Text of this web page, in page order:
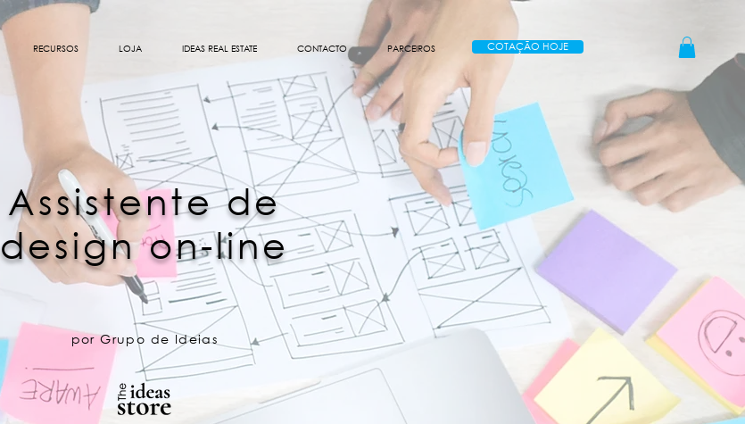
RECURSOS LOJA IDEAS REAL ESTATE CONTACTO PARCEIROS COTAÇÃO HOJE
Assistente de
design on-line
por Grupo de Ideias